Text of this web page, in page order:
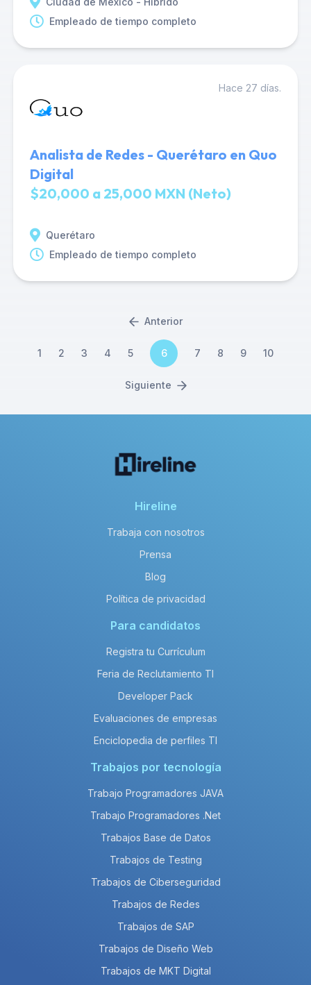
Empleado de tiempo completo
Hace 27 días.
Analista de Redes - Querétaro en Quo
Digital
$20,000 a 25,000 MXN (Neto)
Querétaro
Empleado de tiempo completo
Anterior
1 2 3 4 5 6 7 8 9 10
Siguiente
Hireline
Trabaja con nosotros
Prensa
Blog
Política de privacidad
Para candidatos
Registra tu Currículum
Feria de Reclutamiento TI
Developer Pack
Evaluaciones de empresas
Enciclopedia de perfiles TI
Trabajos por tecnología
Trabajo Programadores JAVA
Trabajo Programadores .Net
Trabajos Base de Datos
Trabajos de Testing
Trabajos de Ciberseguridad
Trabajos de Redes
Trabajos de SAP
Trabajos de Diseño Web
Trabajos de MKT Digital